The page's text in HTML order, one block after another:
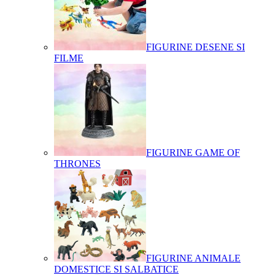
FIGURINE DESENE SI
FILME
FIGURINE GAME OF
THRONES
FIGURINE ANIMALE
DOMESTICE SI SALBATICE